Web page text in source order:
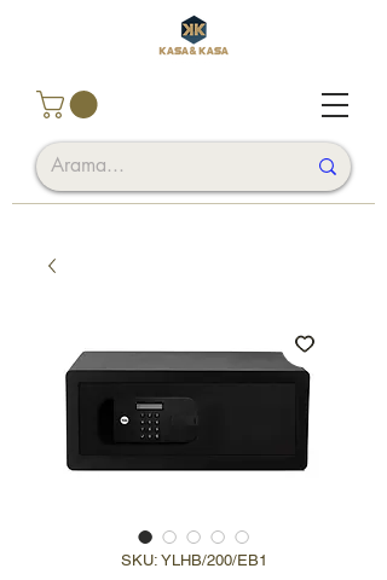
SKU: YLHB/200/EB1